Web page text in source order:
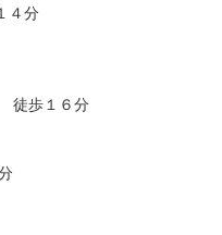
４分
徒歩１６分